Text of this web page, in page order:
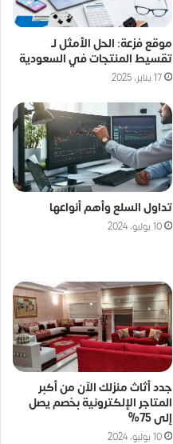
موقع فزعة: الحل الأمثل لـ
تقسيط المنتجات في السعودية
17 يناير، 2025
تداول السلع وأهم أنواعها
10 يوليو، 2024
جدد أثاث منزلك الآن من أكبر
المتاجر الإلكترونية بخصم يصل
إلى 75%
10 يوليو، 2024